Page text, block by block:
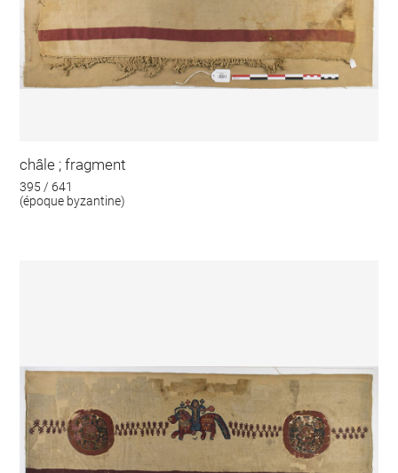
châle ; fragment
395 / 641
(époque byzantine)